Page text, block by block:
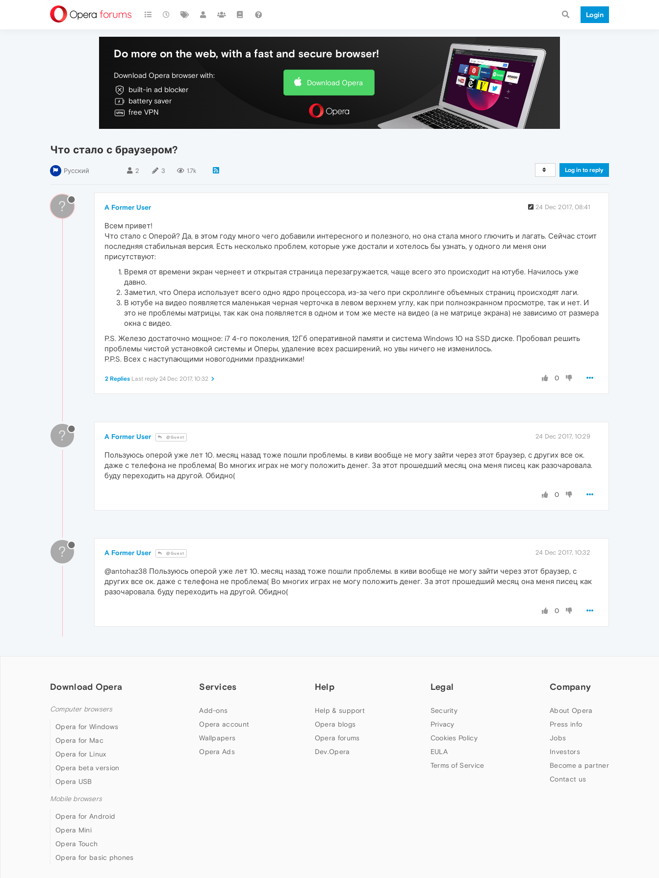
Login
Do more on the web, with a fast and secure browser!
Download Opera browser with:
built-in ad blocker
battery saver
free VPN
Download Opera
Что стало с браузером?
Русский 2 3 1.7k Log in to reply
? A Former User 24 Dec 2017, 08:41
Всем привет!
Что стало с Оперой? Да, в этом году много чего добавили интересного и полезного, но она стала много глючить и лагать. Сейчас стоит
последняя стабильная версия. Есть несколько проблем, которые уже достали и хотелось бы узнать, у одного ли меня они
присутствуют:
Время от времени экран чернеет и открытая страница перезагружается, чаще всего это происходит на ютубе. Начилось уже
давно.
Заметил, что Опера использует всего одно ядро процессора, из-за чего при скроллинге объемных страниц происходят лаги.
В ютубе на видео появляется маленькая черная черточка в левом верхнем углу, как при полноэкранном просмотре, так и нет. И
это не проблемы матрицы, так как она появляется в одном и том же месте на видео (а не матрице экрана) не зависимо от размера
окна с видео.
P.S. Железо достаточно мощное: i7 4-го поколения, 12Гб оперативной памяти и система Windows 10 на SSD диске. Пробовал решить
проблемы чистой установкой системы и Оперы, удаление всех расширений, но увы ничего не изменилось.
P.P.S. Всех с наступающими новогодними праздниками!
0
2 Replies Last reply 24 Dec 2017, 10:32
? A Former User @Guest 24 Dec 2017, 10:29
Пользуюсь оперой уже лет 10. месяц назад тоже пошли проблемы. в киви вообще не могу зайти через этот браузер, с других все ок.
даже с телефона не проблема( Во многих играх не могу положить денег. За этот прошедший месяц она меня писец как разочаровала.
буду переходить на другой. Обидно(
0
? A Former User @Guest 24 Dec 2017, 10:32
@antohaz38 Пользуюсь оперой уже лет 10. месяц назад тоже пошли проблемы. в киви вообще не могу зайти через этот браузер, с
других все ок. даже с телефона не проблема( Во многих играх не могу положить денег. За этот прошедший месяц она меня писец как
разочаровала. буду переходить на другой. Обидно(
0
Download Opera
Computer browsers
Opera for Windows
Opera for Mac
Opera for Linux
Opera beta version
Opera USB
Mobile browsers
Opera for Android
Opera Mini
Opera Touch
Opera for basic phones
Services
Add-ons
Opera account
Wallpapers
Opera Ads
Help
Help & support
Opera blogs
Opera forums
Dev.Opera
Legal
Security
Privacy
Cookies Policy
EULA
Terms of Service
Company
About Opera
Press info
Jobs
Investors
Become a partner
Contact us